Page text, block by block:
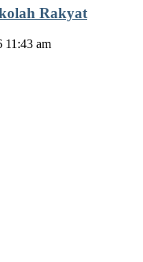
Rakyat
11:43 am